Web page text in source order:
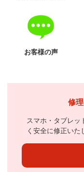
お客様の声
修
スマホ・タブレッ
く安全に修正いた